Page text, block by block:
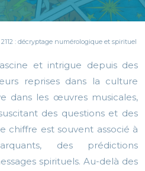
: décryptage numérologique et spirituel
et intrigue depuis des
reprises dans la culture
dans les œuvres musicales,
des questions et des
chiffre est souvent associé à
des prédictions
spirituels. Au-delà des